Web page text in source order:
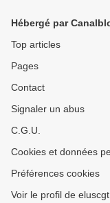
Hébergé par
Top articles
Pages
Contact
Signaler un abus
C.G.U.
Cookies et données
Préférences cookies
Voir le profil de